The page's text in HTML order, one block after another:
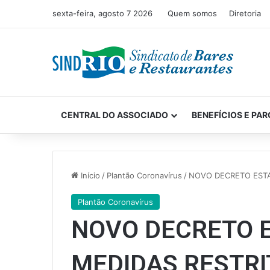
sexta-feira, agosto 7 2026 Quem somos Diretoria
CENTRAL DO ASSOCIADO BENEFÍCIOS E
Início / Plantão Coronavírus / NOVO DECRETO
Plantão Coronavírus
NOVO DECRETO
MEDIDAS